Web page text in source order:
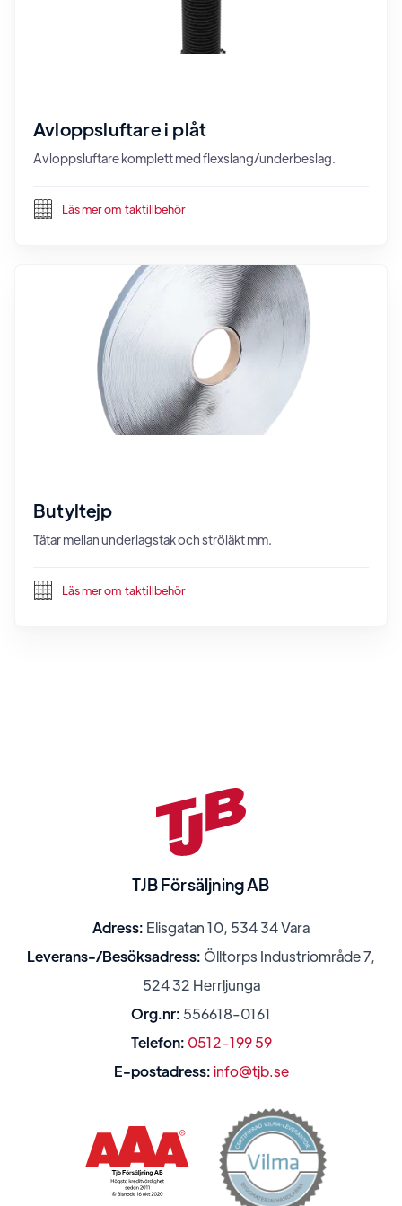
Avloppsluftare i plåt
Avloppsluftare komplett med flexslang/underbeslag.
Läs mer om taktillbehör
Butyltejp
Tätar mellan underlagstak och ströläkt mm.
Läs mer om taktillbehör
TJB Försäljning AB
Adress: Elisgatan 10, 534 34 Vara
Leverans-/Besöksadress: Ölltorps Industriområde 7,
524 32 Herrljunga
Org.nr: 556618-0161
Telefon: 0512-199 59
E-postadress: info@tjb.se